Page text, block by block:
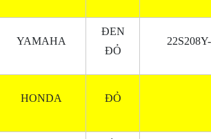
YAMAHA
ĐEN
ĐỎ
HONDA ĐỎ